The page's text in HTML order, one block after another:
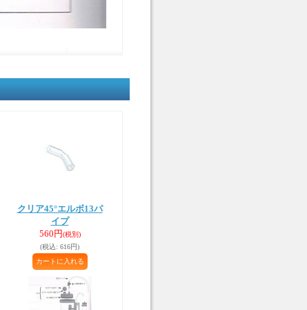
クリア45°エルボ13パ
イプ
560円(税別)
(税込: 616円)